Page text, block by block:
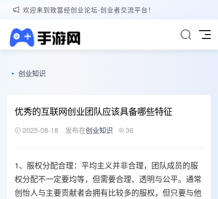
欢迎来到致富经创业论坛-创业者交流平台！
• 创业知识
优秀的互联网创业团队应该具备哪些特征
2025-08-18 发布在创业知识 36
1、服权分配合理：平均主义并非合理，团队成员的服
权分配不一定要均等，但需要合理、透明与公平。通常
创怡人与主要贡献者会拥有比较多的服权，但只要与他